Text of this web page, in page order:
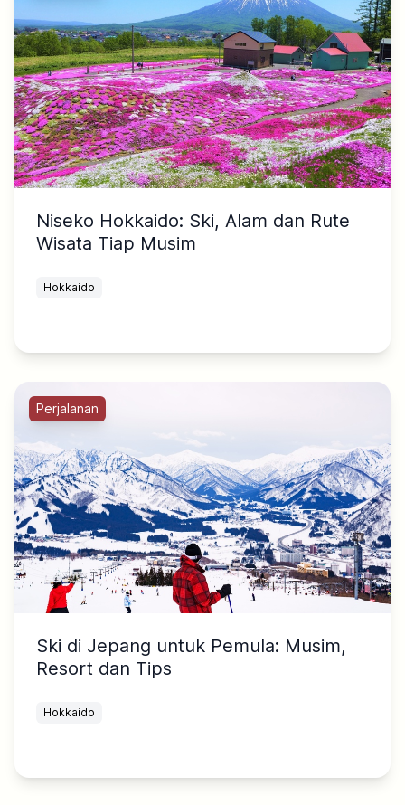
Niseko Hokkaido: Ski, Alam dan Rute
Wisata Tiap Musim
Hokkaido
Perjalanan
Ski di Jepang untuk Pemula: Musim,
Resort dan Tips
Hokkaido